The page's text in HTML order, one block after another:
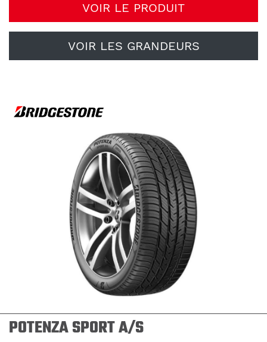
VOIR LE PRODUIT
VOIR LES GRANDEURS
POTENZA SPORT A/S